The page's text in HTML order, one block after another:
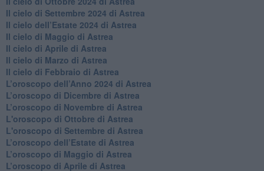
​Il cielo di Settembre 2024 di Astrea
Il cielo dell’Estate 2024 di Astrea
Il cielo di Maggio di Astrea
Il cielo di Aprile di Astrea
​Il cielo di Marzo di Astrea
​Il cielo di Febbraio di Astrea
​L’oroscopo dell’Anno 2024 di Astrea
​L’oroscopo di Dicembre di Astrea
​L’oroscopo di Novembre di Astrea
L'oroscopo di Ottobre di Astrea
L'oroscopo di Settembre di Astrea
L’oroscopo dell’Estate di Astrea
​L’oroscopo di Maggio di Astrea
​L’oroscopo di Aprile di Astrea